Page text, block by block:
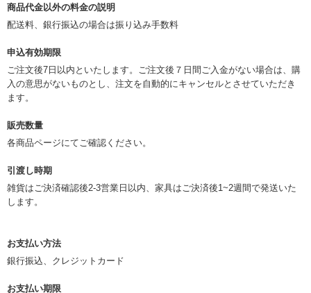
商品代金以外の料金の説明
配送料、銀行振込の場合は振り込み手数料
申込有効期限
ご注文後7日以内といたします。ご注文後７日間ご入金がない場合は、購
入の意思がないものとし、注文を自動的にキャンセルとさせていただき
ます。
販売数量
各商品ページにてご確認ください。
引渡し時期
雑貨はご決済確認後2-3営業日以内、家具はご決済後1~2週間で発送いた
します。
お支払い方法
銀行振込、クレジットカード
お支払い期限